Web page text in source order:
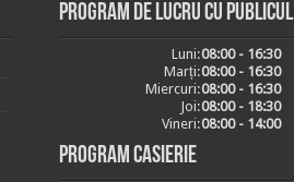
Program de lucru cu publicul
Luni:08:00 - 16:30
Marți:08:00 - 16:30
Miercuri:08:00 - 16:30
Joi:08:00 - 18:30
Vineri:08:00 - 14:00
Program casierie